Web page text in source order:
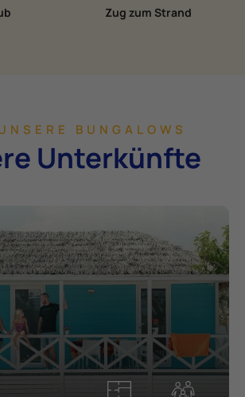
Zug zum Strand
BUNGALOWS
Unterkünfte